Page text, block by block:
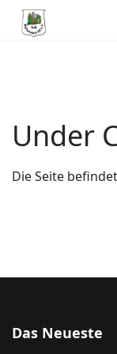
Under
Die Seite
Das Neueste